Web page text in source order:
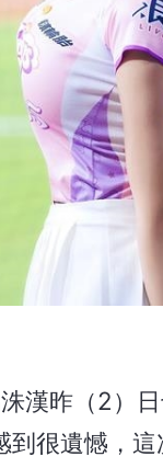
漢昨（2）
很遺憾，